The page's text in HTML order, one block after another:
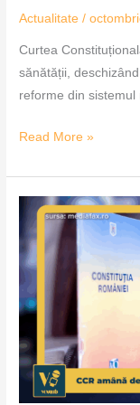
Actualitate /
Curtea
sănătății,
reforme din sistemul
Read More »
CCR
amână
decizia
pensiile
magistraților
–
VoxQub